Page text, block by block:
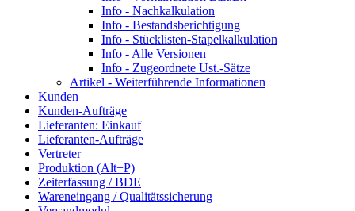
Info - Nachkalkulation
Info - Bestandsberichtigung
Info - Stücklisten-Stapelkalkulation
Info - Alle Versionen
Info - Zugeordnete Ust.-Sätze
Artikel - Weiterführende Informationen
Kunden
Kunden-Aufträge
Lieferanten: Einkauf
Lieferanten-Aufträge
Vertreter
Produktion (Alt+P)
Zeiterfassung / BDE
Wareneingang / Qualitätssicherung